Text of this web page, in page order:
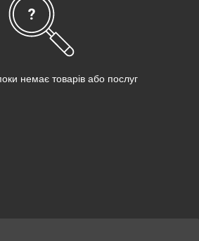
немає товарів або послуг